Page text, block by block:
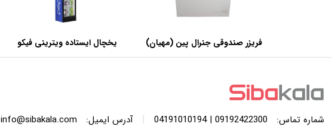
فریزر صندوقی جنرال پین (مهیان)
با ظرفیت 440 لیتر
یخچال ایستاده ویترینی فیکو
عرض 60 سانتی متر
شماره تماس: 09192422300 | 04191010194
| آدرس ایمیل: info@sibakala.com